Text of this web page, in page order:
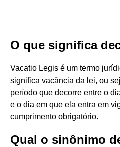
O que significa
Vacatio Legis é um termo
significa vacância da lei, ou
período que decorre entre o
e o dia em que ela entra em
cumprimento obrigatório.
Qual o sinônimo